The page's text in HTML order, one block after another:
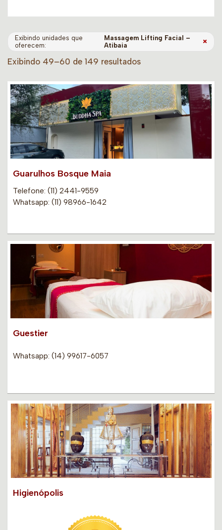
Exibindo unidades que
oferecem:
Massagem Lifting Facial –
Atibaia
×
Exibindo 49–60 de 149 resultados
Guarulhos Bosque Maia
Telefone: (11) 2441-9559
Whatsapp: (11) 98966-1642
Guestier
Whatsapp: (14) 99617-6057
Higienópolis